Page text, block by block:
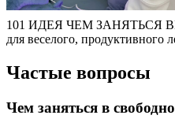
101 ИДЕЯ ЧЕМ ЗАНЯТЬСЯ
для веселого, продуктивного
Частые вопросы
Чем заняться в